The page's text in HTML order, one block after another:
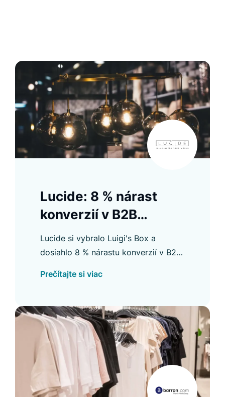
Lucide: 8 % nárast
konverzií v B2B
segmente
Lucide si vybralo Luigi's Box a
dosiahlo 8 % nárastu konverzií v B2B
zlepšeniami. Prečítajte si viac v našej
Prečítajte si viac